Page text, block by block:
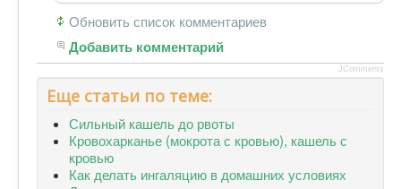
Обновить список комментариев
Добавить комментарий
JComments
Еще статьи по теме:
Сильный кашель до рвоты
Кровохарканье (мокрота с кровью), кашель с
кровью
Как делать ингаляцию в домашних условиях